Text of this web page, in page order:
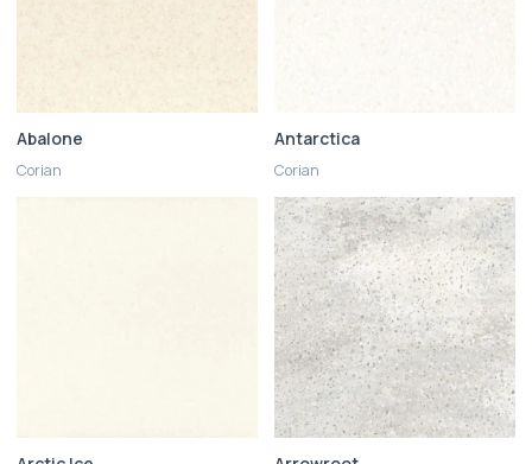
Abalone
Corian
Antarctica
Corian